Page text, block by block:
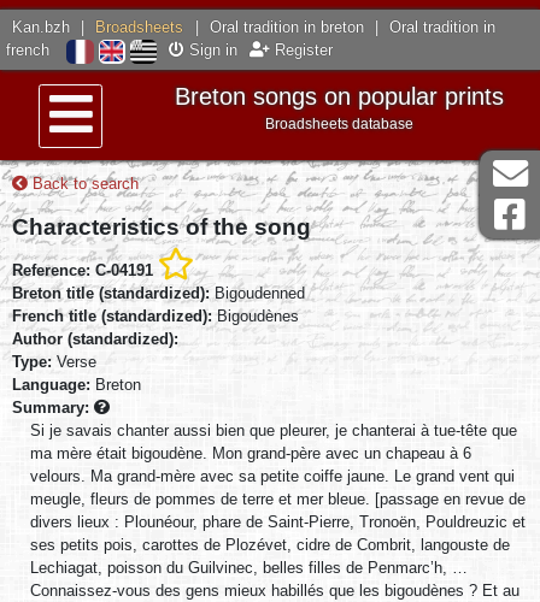
Kan.bzh Broadsheets Oral tradition in breton
Oral tradition in
french
Sign in Register
Menu
Breton songs on popular prints
Broadsheets database
Back to search
Characteristics of the song
Reference: C-04191
Breton title (standardized): Bigoudenned
French title (standardized):Bigoudènes
Author (standardized):
Type: Verse
Language: Breton
Summary:
Si je savais chanter aussi bien que pleurer, je chanterai à tue-tête que
ma mère était bigoudène. Mon grand-père avec un chapeau à 6
velours. Ma grand-mère avec sa petite coiffe jaune. Le grand vent qui
meugle, fleurs de pommes de terre et mer bleue. [passage en revue de
divers lieux : Plounéour, phare de Saint-Pierre, Tronoën, Pouldreuzic et
ses petits pois, carottes de Plozévet, cidre de Combrit, langouste de
Lechiagat, poisson du Guilvinec, belles filles de Penmarc’h, …
Connaissez-vous des gens mieux habillés que les bigoudènes ? Et au